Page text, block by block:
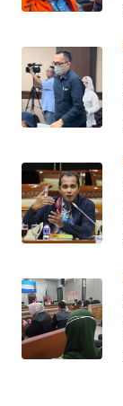
IKLAN
TENTANG
KAMI
PEDOMAN
MEDIA
SIBER
KARIR
DISCLAIMER